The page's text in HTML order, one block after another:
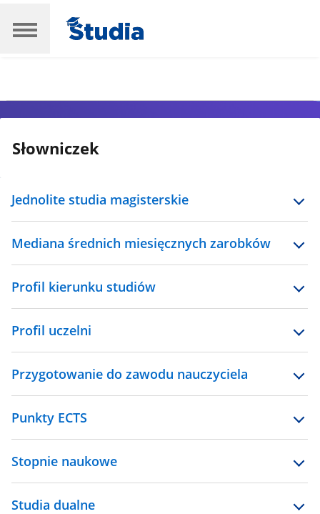
Słowniczek
Jednolite studia magisterskie
Mediana średnich miesięcznych zarobków
Profil kierunku studiów
Profil uczelni
Przygotowanie do zawodu nauczyciela
Punkty ECTS
Stopnie naukowe
Studia dualne